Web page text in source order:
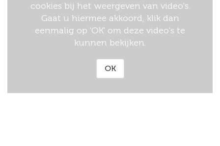
cookies bij het weergeven van video's.
Gaat u hiermee akkoord, klik dan
eenmalig op 'OK' om deze video's te
kunnen bekijken.
OK